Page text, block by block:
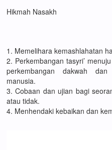
Hikmah Nasakh
1. Memelihara kemashlahatan
2. Perkembangan tasyri’
perkembangan dakwah
manusia.
3. Cobaan dan ujian bagi
atau tidak.
4. Menhendaki kebaikan dan